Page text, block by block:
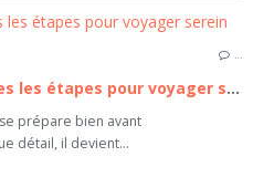
Préparer une croisière : toutes les étapes pour voyager serein
prépare bien avant
détail, il devient...